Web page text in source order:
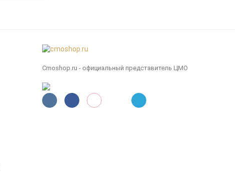
Cmoshop.ru - официальный представитель ЦМО